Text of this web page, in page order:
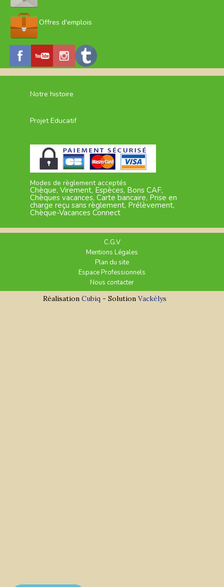
Offres d'emplois
Notre histoire
Projet Educatif
Modes de règlement acceptés
Chèque, Virement, Espèces, Bons CAF,
Chèques vacances, Carte bancaire, Prise en
charge reçu sans règlement, Prélèvement,
Chèque-Vacances Connect
C.G.V
Mentions Légales
Plan du site
Espace Professionnels
Nous contacter
Réalisation Cubiq - Solution Vackélys